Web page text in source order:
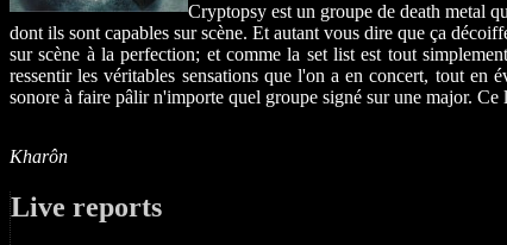
Cryptopsy est un groupe de death metal
dont ils sont capables sur scène. Et autant vous dire que ça
sur scène à la perfection; et comme la set list est tout
ressentir les véritables sensations que l'on a en concert, tout en
sonore à faire pâlir n'importe quel groupe signé sur une major.
Kharôn
Live reports